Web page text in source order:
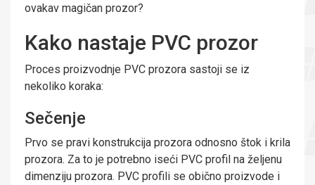
ovakav magičan prozor?
Kako nastaje PVC prozor
Proces proizvodnje PVC prozora sastoji se iz
nekoliko koraka:
Sečenje
Prvo se pravi konstrukcija prozora odnosno štok i krila
prozora. Za to je potrebno iseći PVC profil na željenu
dimenziju prozora. PVC profili se obično proizvode i